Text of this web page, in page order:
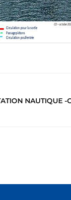
NAUTIQUE -